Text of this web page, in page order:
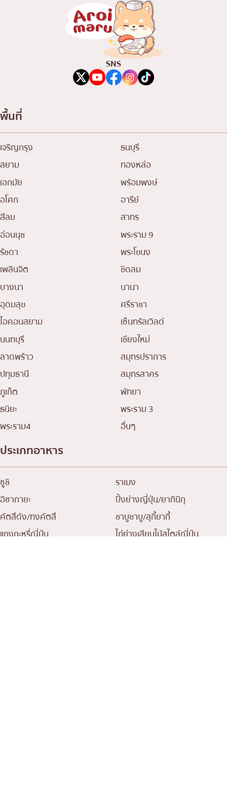
SNS
พื้นที่
เจริญกรุง
ธนบุรี
สยาม
ทองหล่อ
เอกมัย
พร้อมพงษ์
อโศก
อารีย์
สีลม
สาทร
อ่อนนุช
พระราม 9
รัชดา
พระโขนง
เพลินจิต
ชิดลม
บางนา
นานา
อุดมสุข
ศรีราชา
ไอคอนสยาม
เซ็นทรัลเวิลด์
นนทบุรี
เชียงใหม่
ลาดพร้าว
สมุทรปราการ
ปทุมธานี
สมุทรสาคร
ภูเก็ต
พัทยา
ธนิยะ
พระราม 3
พระราม4
อื่นๆ
ประเภทอาหาร
ซูชิ
ราเมง
อิซากายะ
ปิ้งย่างญี่ปุ่น/ยากินิกุ
คัตสึด้ง/ทงคัตสึ
ชาบูชาบู/สุกี้ยากี้
แกงกะหรี่ญี่ปุ่น
ไก่ย่างเสียบไม้สไตล์ญี่ปุ่น